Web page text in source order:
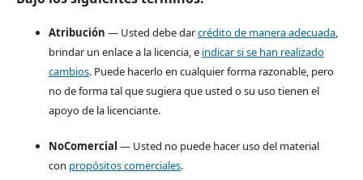
Atribución — Usted debe darcrédito de manera adecuada,
brindar un enlace a la licencia, e indicar si se han realizado
cambios. Puede hacerlo en cualquier forma razonable, pero
no de forma tal que sugiera que usted o su uso tienen el
apoyo de la licenciante.
NoComercial — Usted no puede hacer uso del material
con propósitos comerciales.